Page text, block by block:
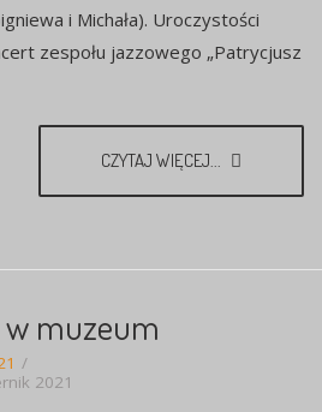
i Michała). Uroczystości
zespołu jazzowego „Patrycjusz
CZYTAJ WIĘCEJ...
w muzeum
2021